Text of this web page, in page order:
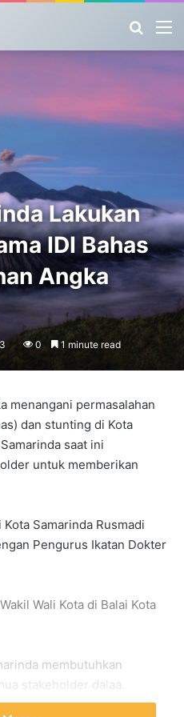
Lakukan
IDI Bahas
Angka
0 1 minute read
menangani permasalahan
dan stunting di Kota
saat ini
untuk memberikan
Samarinda Rusmadi
Pengurus Ikatan Dokter
Wali Kota di Balai Kota
membutuhkan
stakeholder dalaa.